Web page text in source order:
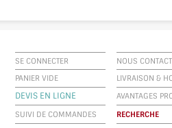
SE CONNECTER
NOUS
PANIER VIDE
LIVRAISON &
DEVIS EN LIGNE
AVANTAGES
SUIVI DE COMMANDES